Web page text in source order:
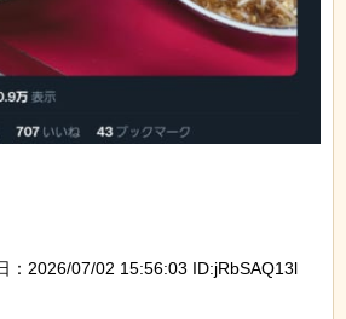
：2026/07/02 15:56:03 ID:jRbSAQ13l